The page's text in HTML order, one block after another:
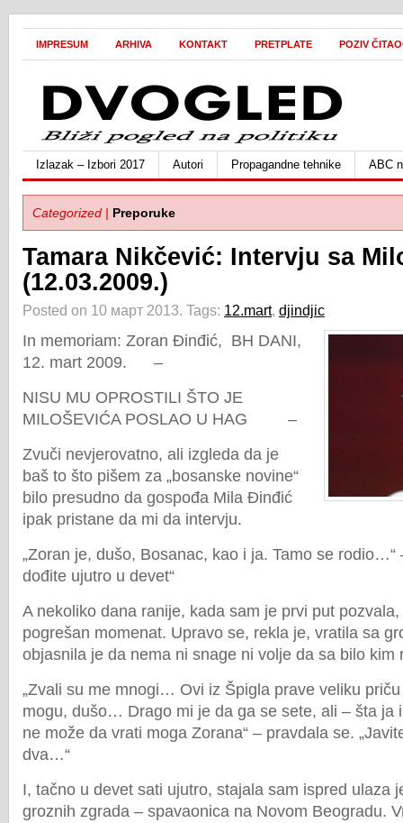
IMPRESUM ARHIVA KONTAKT PRETPLATE POZIV
Izlazak – Izbori 2017 Autori Propagandne tehnike ABC
Categorized | Preporuke
Tamara Nikčević: Intervju sa
(12.03.2009.)
Posted on 10 март 2013. Tags: 12.mart, djindjic
In memoriam: Zoran Đinđić, BH DANI,
12. mart 2009. –
NISU MU OPROSTILI ŠTO JE
MILOŠEVIĆA POSLAO U HAG –
Zvuči nevjerovatno, ali izgleda da je
baš to što pišem za „bosanske novine“
bilo presudno da gospođa Mila Đinđić
ipak pristane da mi da intervju.
„Zoran je, dušo, Bosanac, kao i ja. Tamo se rodio…“
dođite ujutro u devet“
A nekoliko dana ranije, kada sam je prvi put
pogrešan momenat. Upravo se, rekla je, vratila sa
objasnila je da nema ni snage ni volje da sa bilo kim
„Zvali su me mnogi… Ovi iz Špigla prave veliku
mogu, dušo… Drago mi je da ga se sete, ali – šta ja
ne može da vrati moga Zorana“ – pravdala se.
dva…“
I, tačno u devet sati ujutro, stajala sam ispred ulaza
groznih zgrada – spavaonica na Novom Beogradu.